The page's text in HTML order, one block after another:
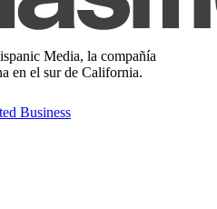
Media, la compañía
en el sur de California.
Business